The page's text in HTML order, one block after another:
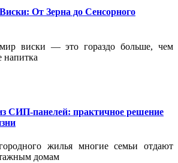
От Зерна до Сенсорного
виски — это гораздо больше, чем
напитка
СИП-панелей: практичное решение
жилья многие семьи отдают
домам